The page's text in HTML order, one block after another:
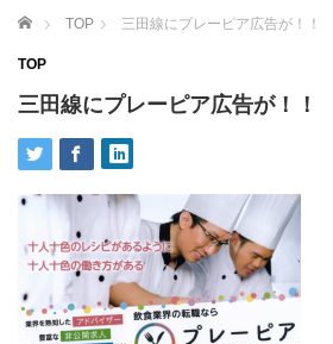
ホーム TOP 三田線にプレーピア広告が！！
TOP
三田線にプレーピア広告が！！